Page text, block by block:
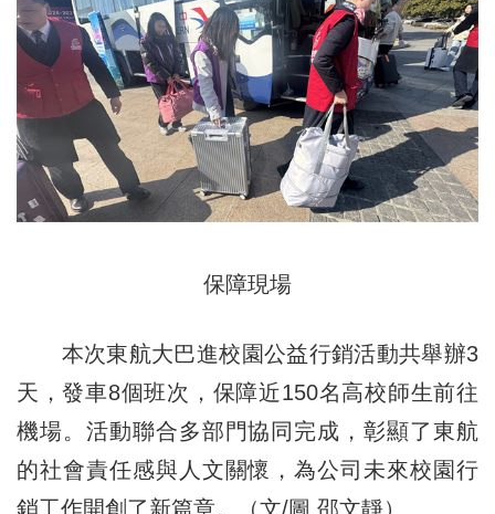
保障現場
本次東航大巴進校園公益行銷活動共舉辦3
天，發車8個班次，保障近150名高校師生前往
機場。活動聯合多部門協同完成，彰顯了東航
的社會責任感與人文關懷，為公司未來校園行
銷工作開創了新篇章。（文/圖 邵文靜）